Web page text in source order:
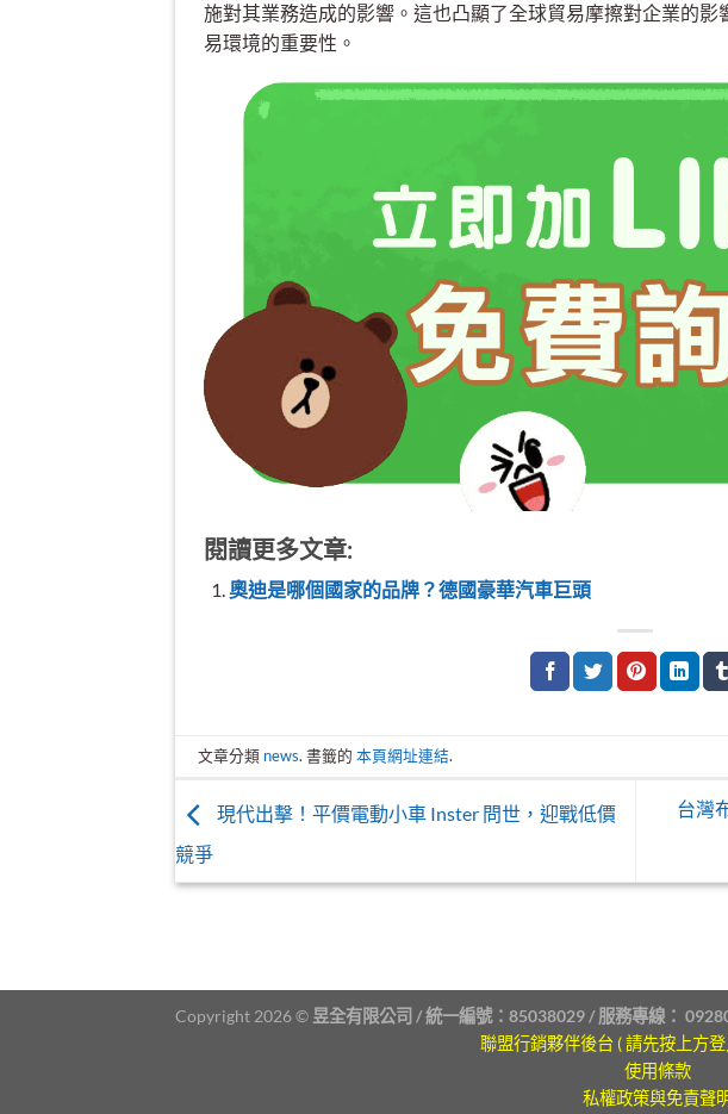
施對其業務造成的影響。這也凸顯了全球貿易摩擦對企業的
易環境的重要性。
閱讀更多文章:
奧迪是哪個國家的品牌？德國豪華汽車巨頭
文章分類 news. 書籤的本頁網址連結.
現代出擊！平價電動小車 Inster 問世，迎戰低價
競爭
台灣
Copyright 2026 © 昱全有限公司 / 統一編號：85038029 / 服務專線：
聯盟行銷夥伴後台 ( 請先按上方
使用條款
私權政策與免責聲